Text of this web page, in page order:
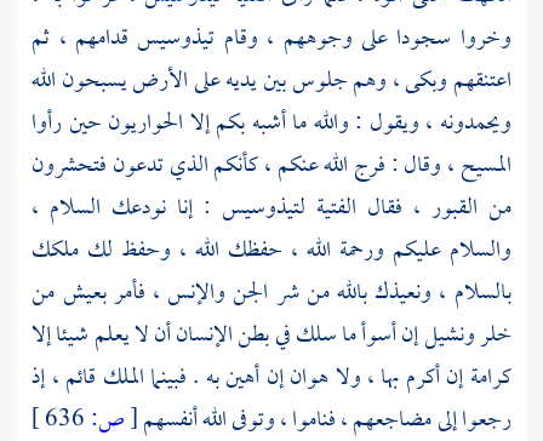
وخروا سجودا على وجوههم ، وقام تيذوسيس قدامهم ، ثم
اعتنقهم وبكى ، وهم جلوس بين يديه على الأرض يسبحون الله
ويحمدونه ، ويقول : والله ما أشبه بكم إلا الحواريون حين رأوا
المسيح، وقال : فرج الله عنكم ، كأنكم الذي تدعون فتحشرون
من القبور ، فقال الفتية لتيذوسيس : إنا نودعك السلام ،
والسلام عليكم ورحمة الله ، حفظك الله ، وحفظ لك ملكك
بالسلام ، ونعيذك بالله من شر الجن والإنس ، فأمر بعيش من
خلر ونشيل إن أسوأ ما سلك في بطن الإنسان أن لا يعلم شيئا إلا
كرامة إن أكرم بها ، ولا هوان إن أهين به . فبينما الملك قائم ، إذ
رجعوا إلى مضاجعهم ، فناموا ، وتوفى الله أنفسهم[ص: